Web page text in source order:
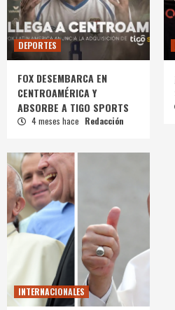
DEPORTES
FOX DESEMBARCA EN
CENTROAMÉRICA Y
ABSORBE A TIGO SPORTS
4 meses hace Redacción
INTERNACIONALES